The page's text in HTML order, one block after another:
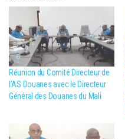
Réunion du Comité Directeur de
l’AS Douanes avec le Directeur
Général des Douanes du Mali